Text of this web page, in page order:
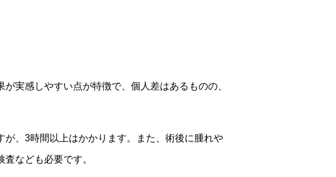
実感しやすい点が特徴で、個人差はあるものの、
、3時間以上はかかります。また、術後に腫れや
なども必要です。